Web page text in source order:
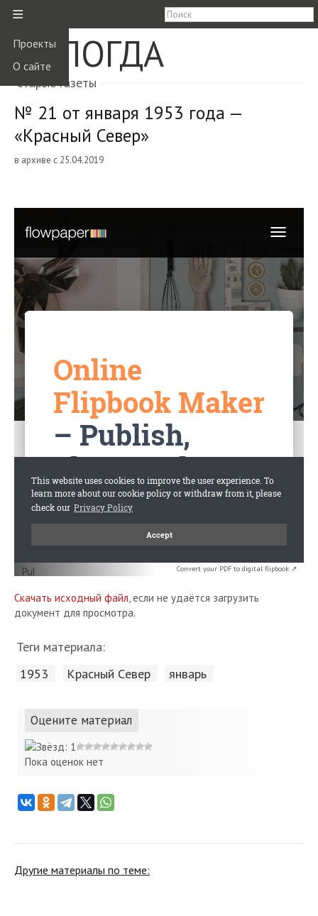
≡
Проекты
О сайте
ВОЛОГДА
старые газеты
№ 21 от января 1953 года —
«Красный Север»
в архиве с 25.04.2019
Convert your PDF to digital flipbook ↗
Скачать исходный файл, если не удаётся загрузить
документ для просмотра.
Теги материала:
1953 Красный Cевер январь
Оцените материал
Пока оценок нет
Другие материалы по теме: